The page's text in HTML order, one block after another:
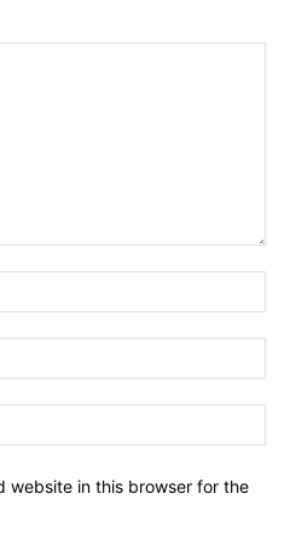
website in this browser for the